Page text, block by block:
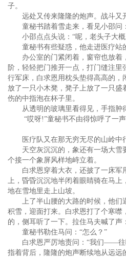
子。
远处又传来隆隆的炮声。战斗又
童秘书踏着雪走来，看见小邵问
小邵点点头说：“呢，老头子大概
童秘书有些疑惑，他走进医疗站
办公室的门紧闭着，窗帘也放着
阶，轻轻把门推开一点，打门缝注里
行军床，白求恩用枕头垫得高高的，
放了一只小木凳，凳子上放了一只盛
伤的中指泡在杯子里。
从透明的玻璃里看得见，手指肿得
“哎呀!”童秘书不由得惊呼了一声
医疗队又在那无穷无尽的山岭中
天空灰沉沉的，象还有一场大雪
个接一个象屏风样地峙立着。
白求恩穿着大衣，还披了一床军
上，昏昏沉沉地半闭着眼睛骑在马上
地在雪地里走上山坡。
上了半山腰的大路的时候，他们
积雪，迎面打来。白求恩打了个寒噤
的，侧耳听了一下。拉住马夫喊了声
童秘书勒住马问：“怎么？”
白求恩严厉地责问：“我们——往
指着背后，隆隆的炮声断续地从远远